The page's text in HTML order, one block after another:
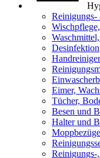
Reinigungs-
Desinfektion
Handreiniger
Eimer,
Tücher,
Besen und
Halter und
Reinigungs-